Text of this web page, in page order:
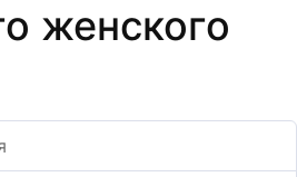
женского